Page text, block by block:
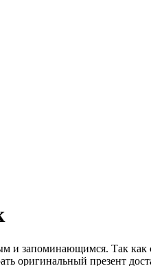
и запоминающимся. Так
оригинальный презент